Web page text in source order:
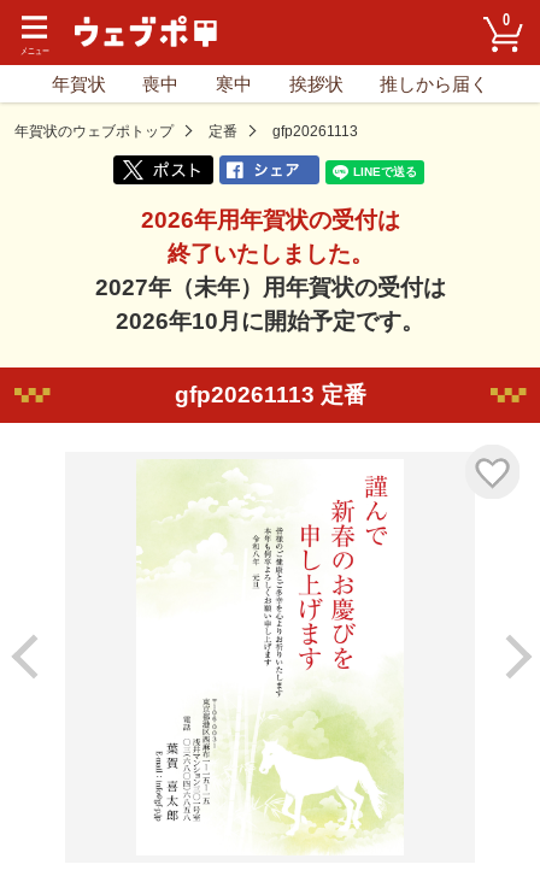
0
年賀状 喪中 寒中 挨拶状 推しから届く
年賀状のウェブポトップ 定番 gfp20261113
2026年用年賀状の受付は
終了いたしました。
2027年（未年）用年賀状の受付は
2026年10月に開始予定です。
gfp20261113 定番